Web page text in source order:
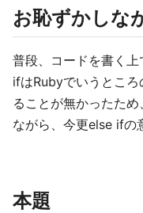
お恥ずかしな
普段、コードを書く
ifはRubyでいうとこ
ることが無かったた
ながら、今更else ifの
本題